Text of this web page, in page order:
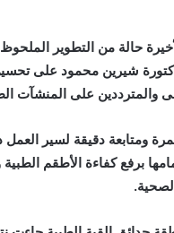
حالة من التطوير
شيرين محمود على
على المنشآت
ومتابعة دقيقة لسير العمل
برفع كفاءة الأطقم الطبية